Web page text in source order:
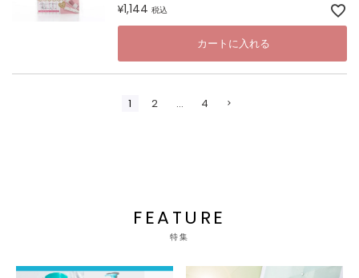
¥1,144 税込
カートに入れる
1 2 … 4
FEATURE
特集